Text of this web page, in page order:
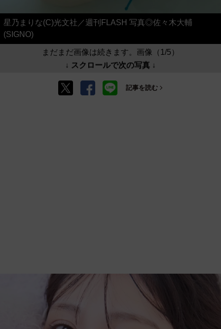
星乃まりな(C)光文社／週刊FLASH 写真◎佐々木大輔
(SIGNO)
まだまだ画像は続きます。画像（1/5）
↓ スクロールで次の写真 ↓
記事を読む